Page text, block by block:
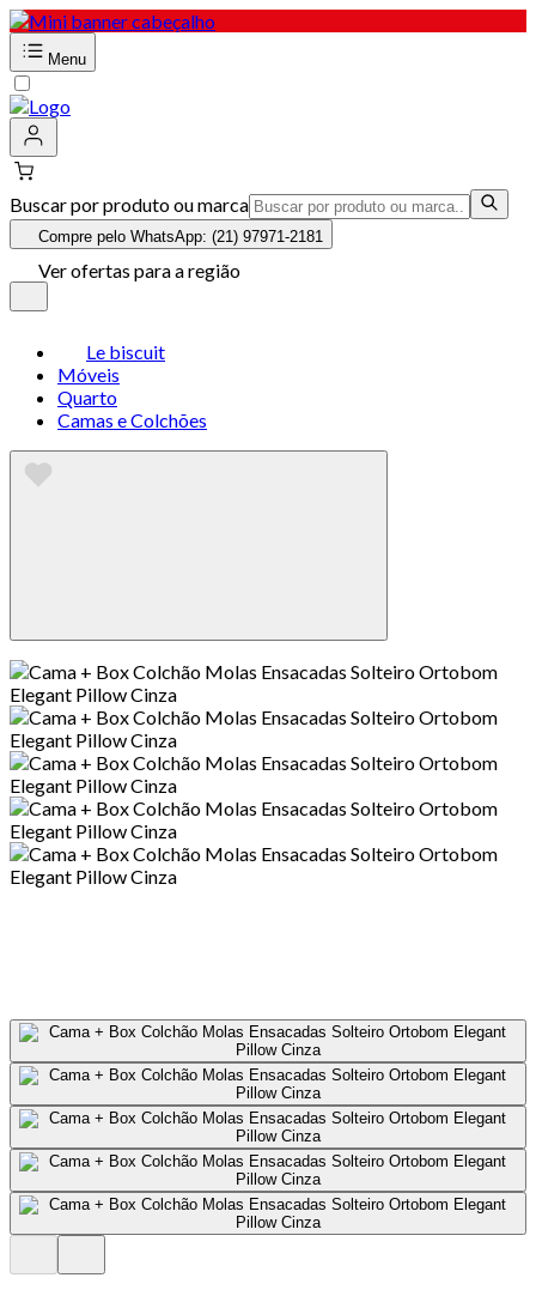
Menu
Buscar por produto ou marca
Compre pelo WhatsApp: (21) 97971-2181
Ver ofertas para a região
Le biscuit
Móveis
Quarto
Camas e Colchões